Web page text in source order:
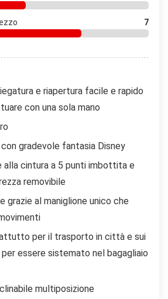
7
e riapertura facile e rapido
con una sola mano
con gradevole fantasia Disney
alla cintura a 5 punti imbottita e
removibile
grazie al maniglione unico che
per il trasporto in città e sui
essere sistemato nel bagagliaio
multiposizione